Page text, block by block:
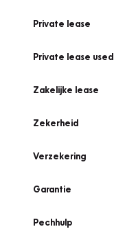
Private lease
Private lease used
Zakelijke lease
Zekerheid
Verzekering
Garantie
Pechhulp